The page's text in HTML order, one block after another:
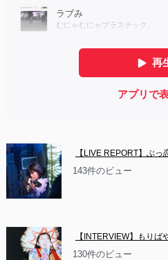
【LIVE REPORT】ぶっ
143件のビュー
【INTERVIEW】もり
130件のビュー